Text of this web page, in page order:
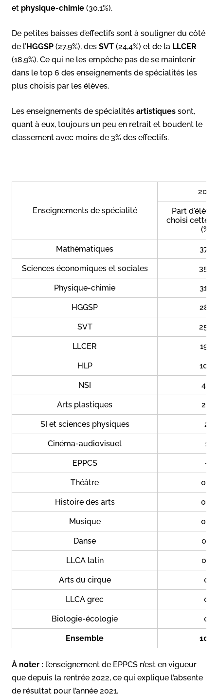
et physique-chimie (30,1%).
De petites baisses d’effectifs sont à souligner du côté
de l’HGGSP (27,9%), des SVT (24,4%) et de la LLCER
(18,9%). Ce qui ne les empêche pas de se maintenir
dans le top 6 des enseignements de spécialités les
plus choisis par les élèves.
Les enseignements de spécialités artistiques sont,
quant à eux, toujours un peu en retrait et boudent le
classement avec moins de 3% des effectifs.
Enseignements de spécialité
2021
Part
choisi cette
(%)
Mathématiques 37,5
Sciences économiques et sociales 35,9
Physique-chimie 31,3
HGGSP 28,1
SVT 25,8
LLCER 19,1
HLP 10,4
NSI 4,3
Arts plastiques 2,7
SI et sciences physiques 2
Cinéma-audiovisuel 1
EPPCS -
Théâtre 0,6
Histoire des arts 0,6
Musique 0,4
Danse 0,1
LLCA latin 0,1
Arts du cirque 0
LLCA grec 0
Biologie-écologie 0
Ensemble 100
À noter : l’enseignement de EPPCS n’est en vigueur
que depuis la rentrée 2022, ce qui explique l’absente
de résultat pour l’année 2021.